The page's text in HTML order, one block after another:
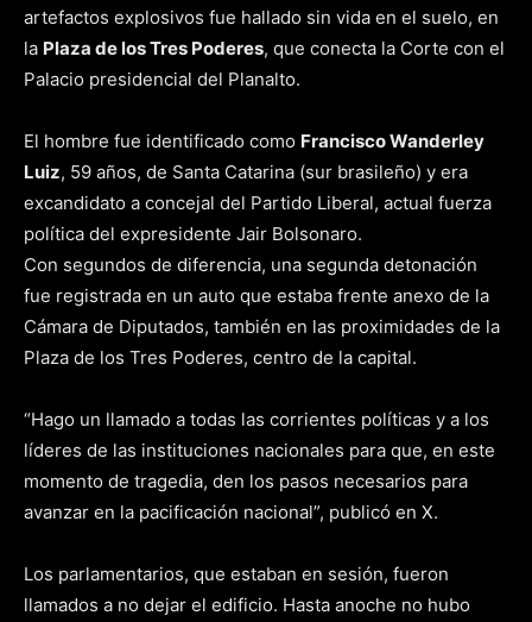
artefactos explosivos fue hallado sin vida en el suelo, en
la Plaza de los Tres Poderes, que conecta la Corte con el
Palacio presidencial del Planalto.
El hombre fue identificado como Francisco Wanderley
Luiz, 59 años, de Santa Catarina (sur brasileño) y era
excandidato a concejal del Partido Liberal, actual fuerza
política del expresidente Jair Bolsonaro.
Con segundos de diferencia, una segunda detonación
fue registrada en un auto que estaba frente anexo de la
Cámara de Diputados, también en las proximidades de la
Plaza de los Tres Poderes, centro de la capital.
“Hago un llamado a todas las corrientes políticas y a los
líderes de las instituciones nacionales para que, en este
momento de tragedia, den los pasos necesarios para
avanzar en la pacificación nacional”, publicó en X.
Los parlamentarios, que estaban en sesión, fueron
llamados a no dejar el edificio. Hasta anoche no hubo